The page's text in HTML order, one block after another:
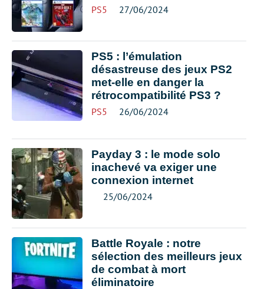
PS5 27/06/2024
PS5 : l’émulation
désastreuse des jeux PS2
met-elle en danger la
rétrocompatibilité PS3 ?
PS5 26/06/2024
Payday 3 : le mode solo
inachevé va exiger une
connexion internet
25/06/2024
Battle Royale : notre
sélection des meilleurs jeux
de combat à mort
éliminatoire